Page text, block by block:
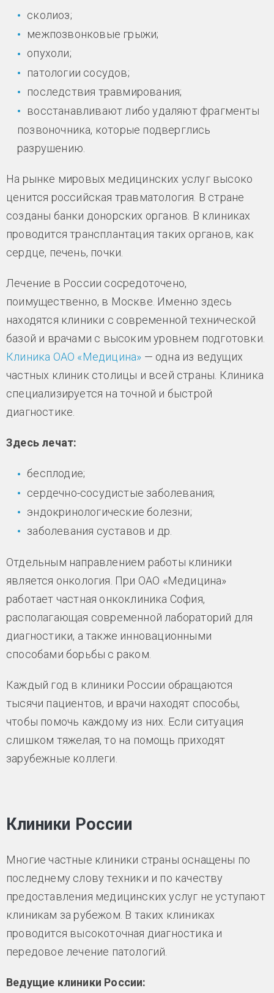
сколиоз;
межпозвонковые грыжи;
опухоли;
патологии сосудов;
последствия травмирования;
восстанавливают либо удаляют фрагменты
позвоночника, которые подверглись
разрушению.
На рынке мировых медицинских услуг высоко
ценится российская травматология. В стране
созданы банки донорских органов. В клиниках
проводится трансплантация таких органов, как
сердце, печень, почки.
Лечение в России сосредоточено,
поимущественно, в Москве. Именно здесь
находятся клиники с современной технической
базой и врачами с высоким уровнем подготовки.
Клиника ОАО «Медицина» — одна из ведущих
частных клиник столицы и всей страны. Клиника
специализируется на точной и быстрой
диагностике.
Здесь лечат:
бесплодие;
сердечно-сосудистые заболевания;
эндокринологические болезни;
заболевания суставов и др.
Отдельным направлением работы клиники
является онкология. При ОАО «Медицина»
работает частная онкоклиника София,
располагающая современной лабораторий для
диагностики, а также инновационными
способами борьбы с раком.
Каждый год в клиники России обращаются
тысячи пациентов, и врачи находят способы,
чтобы помочь каждому из них. Если ситуация
слишком тяжелая, то на помощь приходят
зарубежные коллеги.
Клиники России
Многие частные клиники страны оснащены по
последнему слову техники и по качеству
предоставления медицинских услуг не уступают
клиникам за рубежом. В таких клиниках
проводится высокоточная диагностика и
передовое лечение патологий.
Ведущие клиники России: